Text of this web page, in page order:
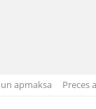
apmaksa Preces